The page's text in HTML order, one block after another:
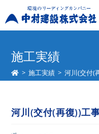
施工実績
> 施工実績 > 河川(交付(
河川(交付(再復))工